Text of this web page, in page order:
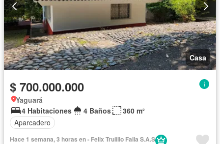
Casa
$ 700.000.000
Yaguará
4 Habitaciones
4 Baños
360 m²
Aparcadero
Hace 1 semana, 3 horas en - Felix Truiillo Falla S.A.S